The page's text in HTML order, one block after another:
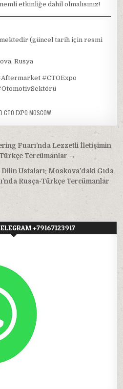
etkinliğe dahil olmalısınız!
(güncel tarih için resmi
Rusya
#CTOExpo
CTO EXPO MOSCOW
Fuarı’nda Lezzetli İletişimin
Tercümanlar →
Ustaları: Moskova’daki Gıda
Rusça-Türkçe Tercümanlar
+79167123917